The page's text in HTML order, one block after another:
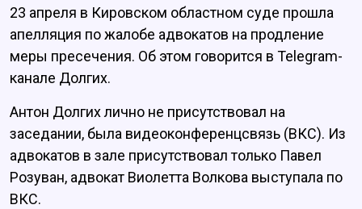
23 апреля в Кировском областном суде прошла
апелляция по жалобе адвокатов на продление
меры пресечения. Об этом говорится в Telegram-
канале Долгих.
Антон Долгих лично не присутствовал на
заседании, была видеоконференцсвязь (ВКС). Из
адвокатов в зале присутствовал только Павел
Розуван, адвокат Виолетта Волкова выступала по
ВКС.